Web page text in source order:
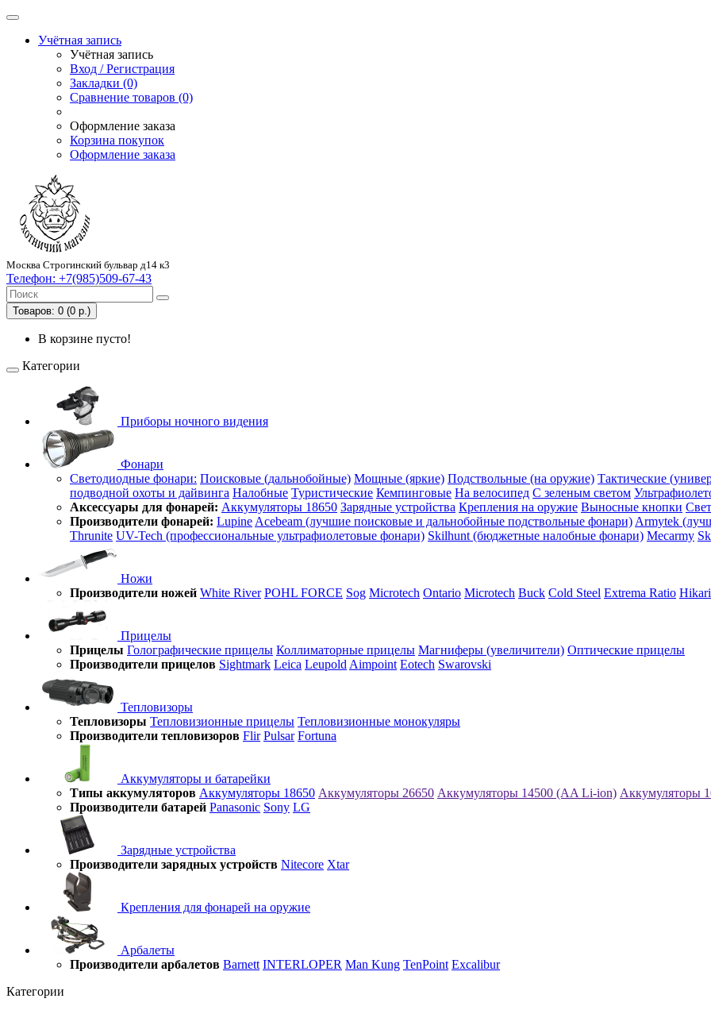
Учётная запись
Учётная запись
Вход / Регистрация
Закладки (0)
Сравнение товаров (0)
Оформление заказа
Корзина покупок
Оформление заказа
Москва Строгинский бульвар д14 к3
Телефон: +7(985)509-67-43
Товаров: 0 (0 р.)
В корзине пусто!
Категории
Приборы ночного видения
Фонари
Светодиодные фонари: Поисковые (дальнобойные) Мощные (яркие) Подствольные (на оружие) Тактические
подводной охоты и дайвинга Налобные Туристические Кемпинговые На велосипед С зеленым светом
Аксессуары для фонарей: Аккумуляторы 18650 Зарядные устройства Крепления на оружие Выносные кнопки
Производители фонарей: Lupine Acebeam (лучшие поисковые и дальнобойные подствольные фонари) Armytek
Thrunite UV-Tech (профессиональные ультрафиолетовые фонари) Skilhunt (бюджетные налобные фонари) Mecarmy
Ножи
Производители ножей White River POHL FORCE Sog Microtech Ontario Microtech Buck Cold Steel Extrema Ratio Hikari
Прицелы
Прицелы Голографические прицелы Коллиматорные прицелы Магниферы (увеличители) Оптические прицелы
Производители прицелов Sightmark Leica Leupold Aimpoint Eotech Swarovski
Тепловизоры
Тепловизоры Тепловизионные прицелы Тепловизионные монокуляры
Производители тепловизоров Flir Pulsar Fortuna
Аккумуляторы и батарейки
Типы аккумуляторов Аккумуляторы 18650 Аккумуляторы 26650 Аккумуляторы 14500 (AA Li-ion) Аккумуляторы
Производители батарей Panasonic Sony LG
Зарядные устройства
Производители зарядных устройств Nitecore Xtar
Крепления для фонарей на оружие
Арбалеты
Производители арбалетов Barnett INTERLOPER Man Kung TenPoint Excalibur
Категории